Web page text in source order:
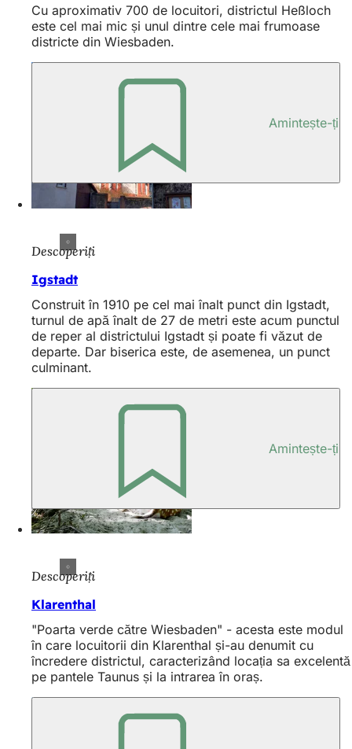
Cu aproximativ 700 de locuitori, districtul Heßloch
este cel mai mic și unul dintre cele mai frumoase
districte din Wiesbaden.
Amintește-ți
Descoperiți
Igstadt
Construit în 1910 pe cel mai înalt punct din Igstadt,
turnul de apă înalt de 27 de metri este acum punctul
de reper al districtului Igstadt și poate fi văzut de
departe. Dar biserica este, de asemenea, un punct
culminant.
Amintește-ți
Descoperiți
Klarenthal
"Poarta verde către Wiesbaden" - acesta este modul
în care locuitorii din Klarenthal și-au denumit cu
încredere districtul, caracterizând locația sa excelentă
pe pantele Taunus și la intrarea în oraș.